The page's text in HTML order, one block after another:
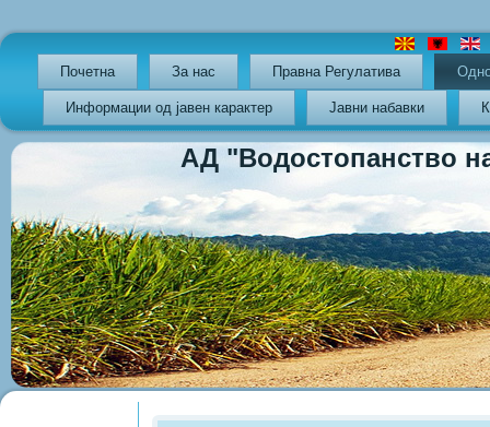
Почетна За нас Правна Регулатива
Информации од јавен карактер Јавни набавки
АД "Водостопанство на